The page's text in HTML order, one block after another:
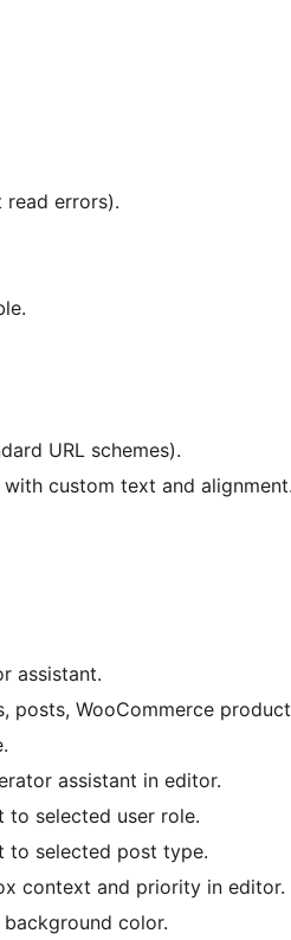
errors).
URL schemes).
custom text and alignment.
assistant.
posts, WooCommerce
assistant in editor.
to selected user role.
to selected post type.
context and priority in editor.
color.